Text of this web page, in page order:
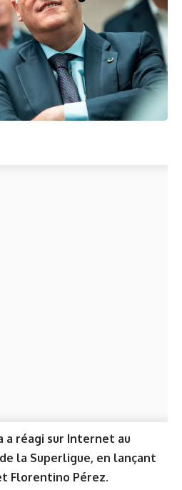
a réagi sur Internet au
la Superligue, en lançant
Florentino Pérez.